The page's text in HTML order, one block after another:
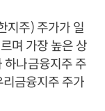
지주) 주가가 일
며 가장 높은 상
하나금융지주 주
금융지주 주가